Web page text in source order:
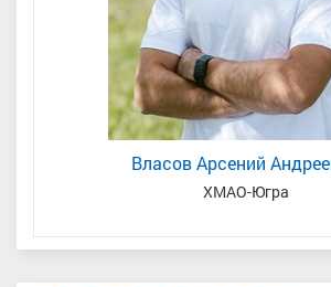
Власов Арсений
ХМАО-Югра